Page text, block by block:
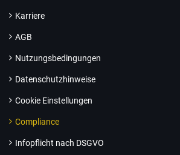
Karriere
AGB
Nutzungsbedingungen
Datenschutzhinweise
Cookie Einstellungen
Compliance
Infopflicht nach DSGVO